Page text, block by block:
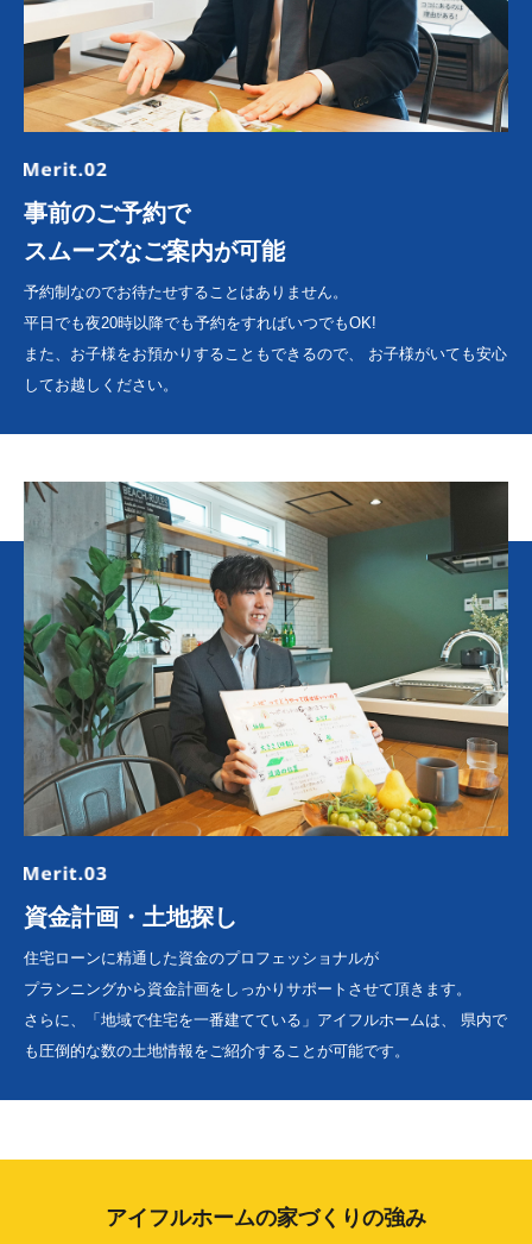
事前のご予約で
スムーズなご案内が可能
予約制なのでお待たせすることはありません。
平日でも夜20時以降でも予約をすればいつでもOK!
また、お子様をお預かりすることもできるので、
お子様がいても安心
してお越しください。
資金計画・土地探し
住宅ローンに精通した資金のプロフェッショナルが
プランニングから資金計画をしっかりサポートさせて頂きます。
さらに、「地域で住宅を一番建てている」アイフルホームは、
県内で
も圧倒的な数の土地情報をご紹介することが可能です。
アイフルホームの家づくりの強み